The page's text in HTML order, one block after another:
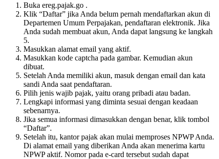
Buka ereg.pajak.go .
Klik “Daftar” jika Anda belum pernah mendaftarkan akun di
Departemen Umum Perpajakan, pendaftaran elektronik. Jika
Anda sudah membuat akun, Anda dapat langsung ke langkah
5.
Masukkan alamat email yang aktif.
Masukkan kode captcha pada gambar. Kemudian akun
dibuat.
Setelah Anda memiliki akun, masuk dengan email dan kata
sandi Anda saat pendaftaran.
Pilih jenis wajib pajak, yaitu orang pribadi atau badan.
Lengkapi informasi yang diminta sesuai dengan keadaan
sebenarnya.
Jika semua informasi dimasukkan dengan benar, klik tombol
“Daftar”.
Setelah itu, kantor pajak akan mulai memproses NPWP Anda.
Di alamat email yang diberikan Anda akan menerima kartu
NPWP aktif. Nomor pada e-card tersebut sudah dapat